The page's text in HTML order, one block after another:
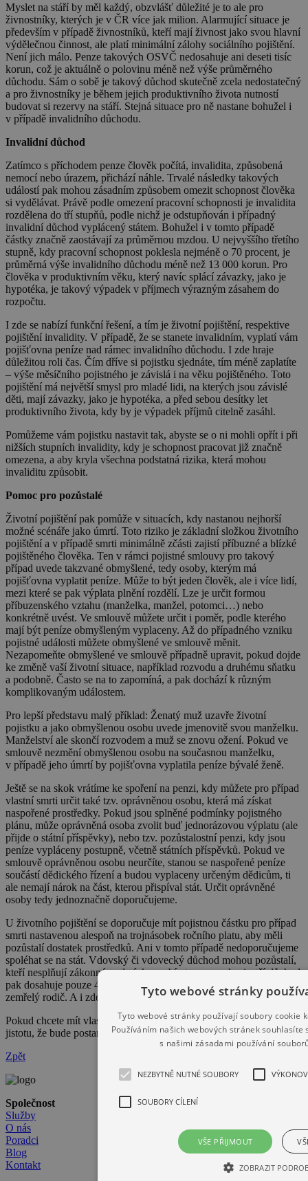
Myslet na stáří by měl každý, obzvlášť důležité je to ale pro
živnostníky, kterých je v ČR více jak milion. Alarmující situace je
především v případě živnostníků, kteří mají živnost jako svou hlavní
výdělečnou činnost, ale platí minimální zálohy sociálního pojištění.
Není jich málo. Penze takových OSVČ nedosahuje ani deseti tisíc
korun, což je aktuálně o polovinu méně než výše průměrného
důchodu. Sám o sobě je takový důchod skutečně zcela nedostatečný
a pro živnostníky je během jejich produktivního života nutností
budovat si rezervy na stáří. Stejná situace pro ně nastane bohužel i
v případě invalidního důchodu.
Invalidní důchod
Zatímco s příchodem penze člověk počítá, invalidita, způsobená
nemocí nebo úrazem, přichází náhle. Trvalé následky takových
událostí pak mohou zásadním způsobem omezit schopnost člověka
si vydělávat. Právě podle omezení pracovní schopnosti je invalidita
rozdělena do tří stupňů, podle nichž je odstupňován i případný
invalidní důchod vyplácený státem. Bohužel i v tomto případě
částky značně zaostávají za průměrnou mzdou. U nejvyššího třetího
stupně, kdy pracovní schopnost poklesla nejméně o 70 procent, je
průměrná výše invalidního důchodu méně než 13 000 korun. Pro
člověka v produktivním věku, který navíc splácí závazky, jako je
hypotéka, je takový výpadek v příjmech výrazným zásahem do
rozpočtu.
I zde se nabízí funkční řešení, a tím je životní pojištění, respektive
pojištění invalidity. V případě, že se stanete invalidním, vyplatí vám
pojišťovna peníze nad rámec invalidního důchodu. I zde hraje
důležitou roli čas. Čím dříve si pojistku sjednáte, tím méně zaplatíte
– výše měsíčního pojistného je závislá i na věku pojištěného. Toto
pojištění má největší smysl pro mladé lidi, na kterých jsou závislé
děti, mají závazky, jako je hypotéka, a před sebou desítky let
produktivního života, kdy by je výpadek příjmů citelně zasáhl.
Pomůžeme vám pojistku nastavit tak, abyste se o ni mohli opřít i při
nižších stupních invalidity, kdy je schopnost pracovat již značně
omezena, a aby kryla všechna podstatná rizika, která mohou
invaliditu způsobit.
Pomoc pro pozůstalé
Životní pojištění pak pomůže v situacích, kdy nastanou nejhorší
možné scénáře jako úmrtí. Toto riziko je základní složkou životního
pojištění a v případě smrti minimálně zčásti zajistí příbuzné a blízké
pojištěného člověka. Ten v rámci pojistné smlouvy pro takový
případ uvede takzvané obmyšlené, tedy osoby, kterým má
pojišťovna vyplatit peníze. Může to být jeden člověk, ale i více lidí,
mezi které se pak výplata plnění rozdělí. Lze je určit formou
příbuzenského vztahu (manželka, manžel, potomci…) nebo
konkrétně uvést. Ve smlouvě můžete určit i poměr, podle kterého
mají být peníze obmyšleným vyplaceny. Až do případného vzniku
pojistné události můžete obmyšlené ve smlouvě měnit.
Nezapomeňte obmyšlené ve smlouvě případně upravit, pokud dojde
ke změně vaší životní situace, například rozvodu a druhému sňatku
a podobně. Často se na to zapomíná, a pak dochází k různým
komplikovaným událostem.
Pro lepší představu malý příklad: Ženatý muž uzavře životní
pojistku a jako obmyšlenou osobu uvede jmenovitě svou manželku.
Manželství ale skončí rozvodem a muž se znovu ožení. Pokud ve
smlouvě nezmění obmyšlenou osobu na současnou manželku,
v případě jeho úmrtí by pojišťovna vyplatila peníze bývalé ženě.
Ještě se na skok vrátíme ke spoření na penzi, kdy můžete pro případ
vlastní smrti určit také tzv. oprávněnou osobu, která má získat
naspořené prostředky. Pokud jsou splněné podmínky pojistného
plánu, může oprávněná osoba zvolit buď jednorázovou výplatu (ale
přijde o státní příspěvky), nebo tzv. pozůstalostní penzi, kdy jsou
peníze vypláceny postupně, včetně státních příspěvků. Pokud ve
smlouvě oprávněnou osobu neurčíte, stanou se naspořené peníze
součástí dědického řízení a budou vyplaceny určeným dědicům, ti
ale nemají nárok na část, kterou přispíval stát. Určit oprávněné
osoby tedy jednoznačně doporučujeme.
U životního pojištění se doporučuje mít pojistnou částku pro případ
smrti nastavenou alespoň na trojnásobek ročního platu, aby měli
pozůstalí dostatek prostředků. Ani v tomto případě nedoporučujeme
spoléhat se na stát. Vdovský či vdovecký důchod mohou pozůstalí,
kteří nesplňují zákonné podmínky, pobírat pouze rok, sirotčí důchod
pak dosahuje pouze 40 procent hodnoty důchodu, kterou by pobíral
zemřelý rodič. A i zde je řada podmínek, které je třeba splnit.
Pokud chcete mít vlastní budoucnost pevně v rukou nebo chcete mít
jistotu, že bude postaráno o vaše blízké, rádi vám s tím pomůžeme.
Zpět
Společnost
Služby
O nás
Poradci
Blog
Kontakt
Tyto webové stránky
Tyto webové stránky používají soubory cookie
Používáním našich webových stránek
s našimi zásadami používání
NEZBYTNĚ NUTNÉ SOUBORY
SOUBORY CÍLENÍ
VŠE PŘIJMOUT
ZOBRAZIT